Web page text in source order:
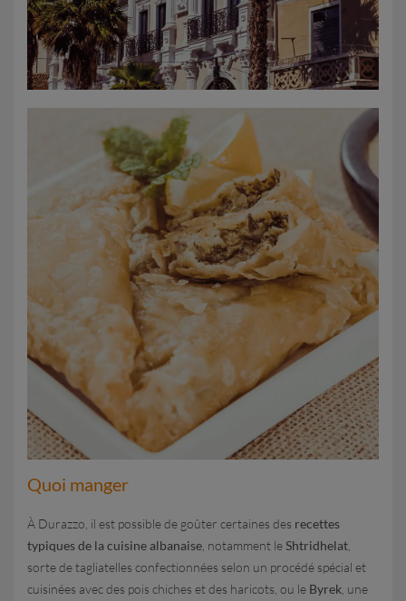
Quoi manger
À Durazzo, il est possible de goûter certaines des recettes
typiques de la cuisine albanaise , notamment leShtridhelat
sorte de tagliatelles confectionnées selon un procédé spécial et
cuisinées avec des pois chiches et des haricots, ou le Byrek , une